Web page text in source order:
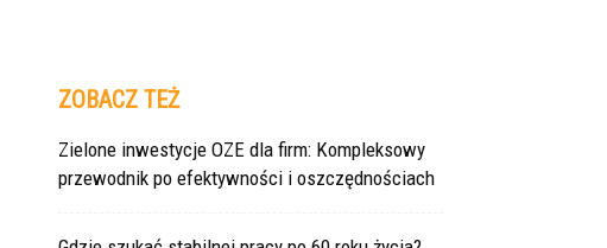
ZOBACZ TEŻ
Zielone inwestycje OZE dla firm: Kompleksowy
przewodnik po efektywności i oszczędnościach